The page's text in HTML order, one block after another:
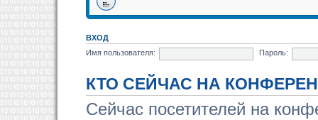
ВХОД
Имя пользователя:
Пароль:
КТО СЕЙЧАС НА
Сейчас посетителей на